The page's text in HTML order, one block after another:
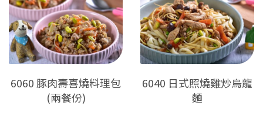
6060 豚肉壽喜燒料理包
(兩餐份)
6040 日式照燒雞炒烏龍
麵